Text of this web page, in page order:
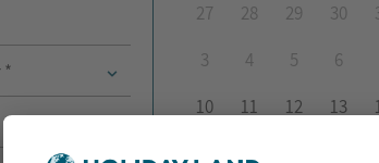
*
27 28 29 30
3
4 5 6
10
11 12 13